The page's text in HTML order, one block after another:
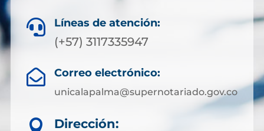
 Líneas de atención:
(+57) 3117335947
 Correo electrónico:
unicalapalma@supernotariado.gov.co

Dirección: